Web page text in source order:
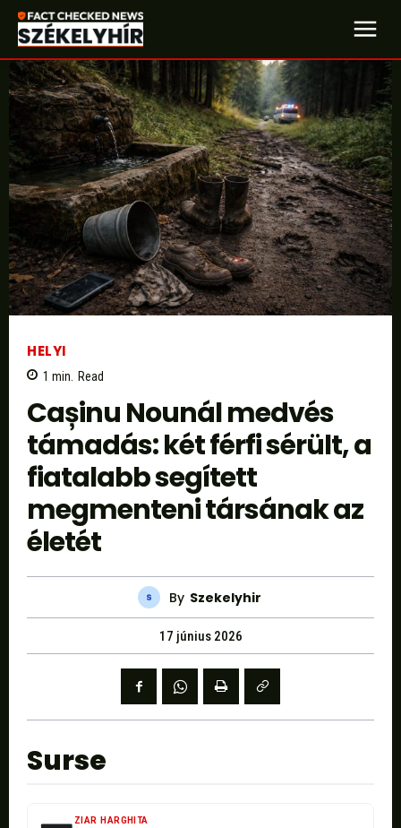
HELYI
1 min. Read
Cașinu Nounál medvés
támadás: két férfi sérült, a
fiatalabb segített
megmenteni társának az
életét
By Szekelyhir
17 június 2026
Surse
ZIAR HARGHITA